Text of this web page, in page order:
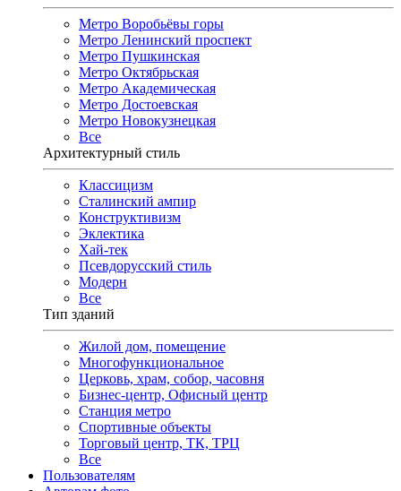
Метро Воробьёвы горы
Метро Ленинский проспект
Метро Пушкинская
Метро Октябрьская
Метро Академическая
Метро Достоевская
Метро Новокузнецкая
Все
Архитектурный стиль
Классицизм
Сталинский ампир
Конструктивизм
Эклектика
Хай-тек
Псевдорусский стиль
Модерн
Все
Тип зданий
Жилой дом, помещение
Многофункциональное
Церковь, храм, собор, часовня
Бизнес-центр, Офисный центр
Станция метро
Спортивные объекты
Торговый центр, ТК, ТРЦ
Все
Пользователям